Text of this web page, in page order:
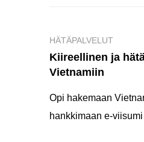
HÄTÄPALVELUT
Kiireellinen ja
Vietnamiin
Opi hakemaan
hankkimaan e-